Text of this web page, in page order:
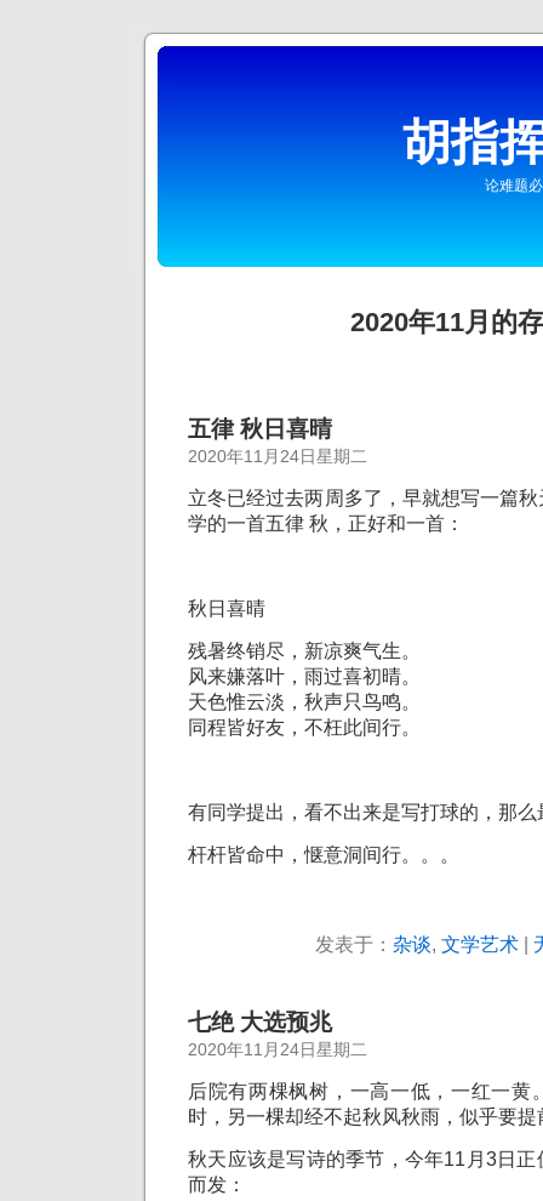
胡指
论难题
2020年11月的
五律 秋日喜晴
2020年11月24日星期二
立冬已经过去两周多了，早就想写一篇
学的一首五律 秋，正好和一首：
秋日喜晴
残暑终销尽，新凉爽气生。
风来嫌落叶，雨过喜初晴。
天色惟云淡，秋声只鸟鸣。
同程皆好友，不枉此间行。
有同学提出，看不出来是写打球的，那
杆杆皆命中，惬意洞间行。。。
发表于： 杂谈, 文学艺术|
七绝 大选预兆
2020年11月24日星期二
后院有两棵枫树，一高一低，一红一黄
时， 另一棵却经不起秋风秋雨，似乎要
秋天应该是写诗的季节，今年11月3日
而发：